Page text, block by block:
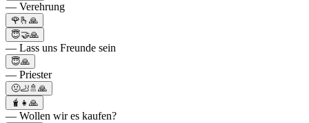
— Verehrung
🌹🫰🙏
😇🤝🙏
— Lass uns Freunde sein
😇🙏
— Priester
🤢🦶🚿🙏
🧋👧🙏
— Wollen wir es kaufen?